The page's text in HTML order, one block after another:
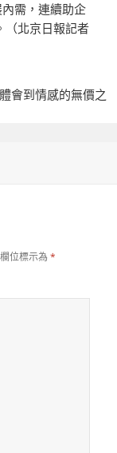
需，連續助企
（北京日報記者
會到情感的無價之
位標示為*